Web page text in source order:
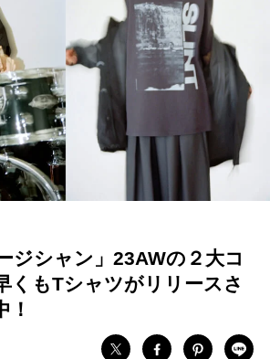
ジシャン」23AWの２大コ
くもTシャツがリリースさ
！